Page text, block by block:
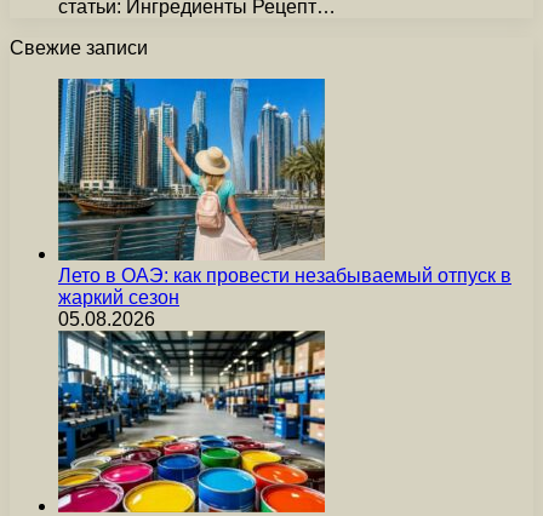
статьи: Ингредиенты Рецепт…
Свежие записи
Лето в ОАЭ: как провести незабываемый отпуск в
жаркий сезон
05.08.2026